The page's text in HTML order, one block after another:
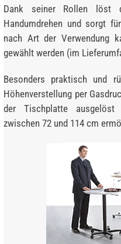
Dank seiner Rollen löst
Handumdrehen und sorgt
nach Art der Verwendung
gewählt werden (im
Besonders praktisch und
Höhenverstellung per
der Tischplatte
zwischen 72 und 114 cm